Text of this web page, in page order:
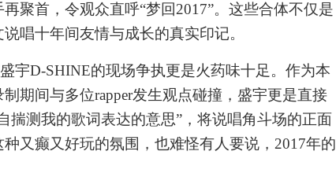
聚首，令观众直呼“梦回2017”。这些合体不仅是
唱十年间友情与成长的真实印记。
宇D-SHINE的现场争执更是火药味十足。作为本
期间与多位rapper发生观点碰撞，盛宇更是直接
揣测我的歌词表达的意思”，将说唱角斗场的正面
又癫又好玩的氛围，也难怪有人要说，2017年的